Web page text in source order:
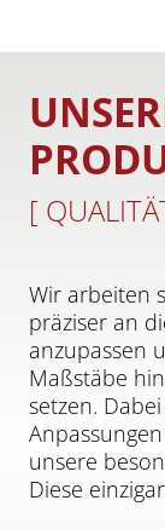
[
Wir arbeiten
präziser an
anzupassen
Maßstäbe
setzen.
unsere
Diese